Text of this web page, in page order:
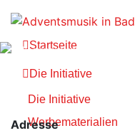
Inhalt
springenStartseite
Die Initiative
Die Initiative
Werbematerialien
Adresse